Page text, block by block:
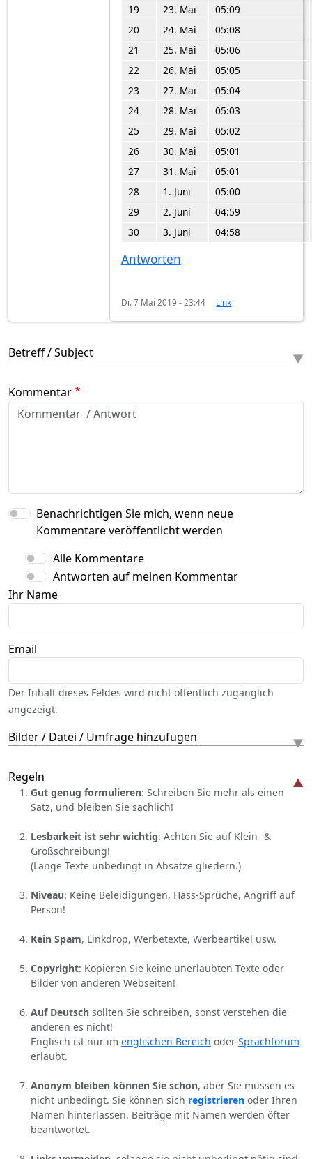
19
23. Mai
05:09
20
24. Mai
05:08
21
25. Mai
05:06
22
26. Mai
05:05
23
27. Mai
05:04
24
28. Mai
05:03
25
29. Mai
05:02
26
30. Mai
05:01
27
31. Mai
05:01
28
1. Juni
05:00
29
2. Juni
04:59
30
3. Juni 04:58
Antworten
Di. 7 Mai 2019 - 23:44 Link
Betreff / Subject
Kommentar
Benachrichtigen Sie mich, wenn neue
Kommentare veröffentlicht werden
Alle Kommentare
Antworten auf meinen Kommentar
Ihr Name
Email
Der Inhalt dieses Feldes wird nicht öffentlich zugänglich
angezeigt.
Bilder / Datei / Umfrage hinzufügen
Regeln
Gut genug formulieren: Schreiben Sie mehr als einen
Satz, und bleiben Sie sachlich!
Lesbarkeit ist sehr wichtig: Achten Sie auf Klein- &
Großschreibung!
(Lange Texte unbedingt in Absätze gliedern.)
Niveau: Keine Beleidigungen, Hass-Sprüche, Angriff auf
Person!
Kein Spam, Linkdrop, Werbetexte, Werbeartikel usw.
Copyright: Kopieren Sie keine unerlaubten Texte oder
Bilder von anderen Webseiten!
Auf Deutsch sollten Sie schreiben, sonst verstehen die
anderen es nicht!
Englisch ist nur im englischen Bereich oder Sprachforum
erlaubt.
Anonym bleiben können Sie schon, aber Sie müssen es
nicht unbedingt. Sie können sich registrieren oder Ihren
Namen hinterlassen. Beiträge mit Namen werden öfter
beantwortet.